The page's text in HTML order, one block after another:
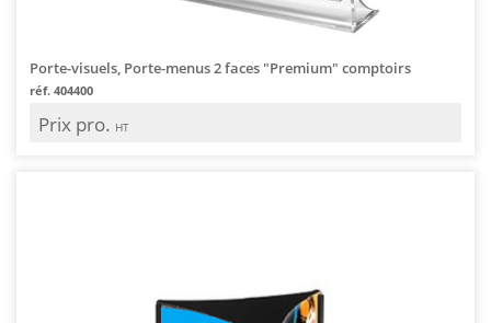
Porte-visuels, Porte-menus 2 faces "Premium" comptoirs
réf. 404400
Prix pro. HT